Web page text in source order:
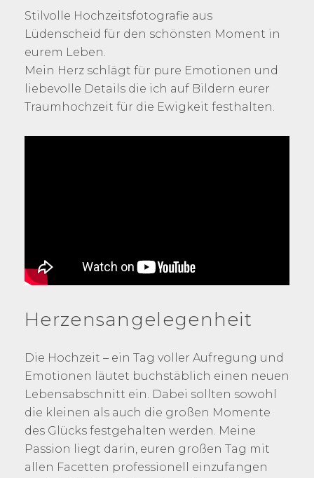
Stilvolle Hochzeitsfotografie aus
Lüdenscheid für den schönsten Moment in
eurem Leben.
Mein Herz schlägt für pure Emotionen und
liebevolle Details die ich auf Bildern eurer
Traumhochzeit für die Ewigkeit festhalten.
Herzensangelegenheit
Die Hochzeit – ein Tag voller Aufregung und
Emotionen läutet buchstäblich einen neuen
Lebensabschnitt ein. Dabei sollten sowohl
die kleinen als auch die großen Momente
des Glücks festgehalten werden. Meine
Passion liegt darin, euren großen Tag mit
allen Facetten professionell einzufangen